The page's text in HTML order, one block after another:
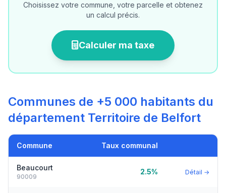
Choisissez votre commune, votre parcelle et obtenez
un calcul précis.
Calculer ma taxe
Communes de +5 000 habitants du
département Territoire de Belfort
Commune Taux communal
Beaucourt
90009
2.5% Détail →